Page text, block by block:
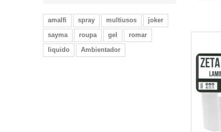
amalfi spray multiusos
joker
sayma
roupa gel
romar
liquido
Ambientador